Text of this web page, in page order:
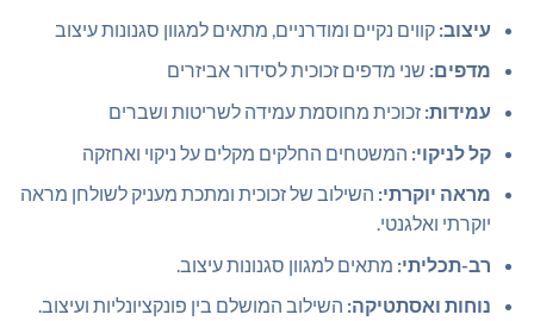
עיצוב: קווים נקיים ומודרניים, מתאים למגוון סגנונות עיצוב
מדפים: שני מדפים זכוכית לסידור אביזרים
עמידות: זכוכית מחוסמת עמידה לשריטות ושברים
קל לניקוי: המשטחים החלקים מקלים על ניקוי ואחזקה
מראה יוקרתי: השילוב של זכוכית ומתכת מעניק לשולחן מראה
יוקרתי ואלגנטי.
רב-תכליתי: מתאים למגוון סגנונות עיצוב.
נוחות ואסתטיקה: השילוב המושלם בין פונקציונליות ועיצוב.